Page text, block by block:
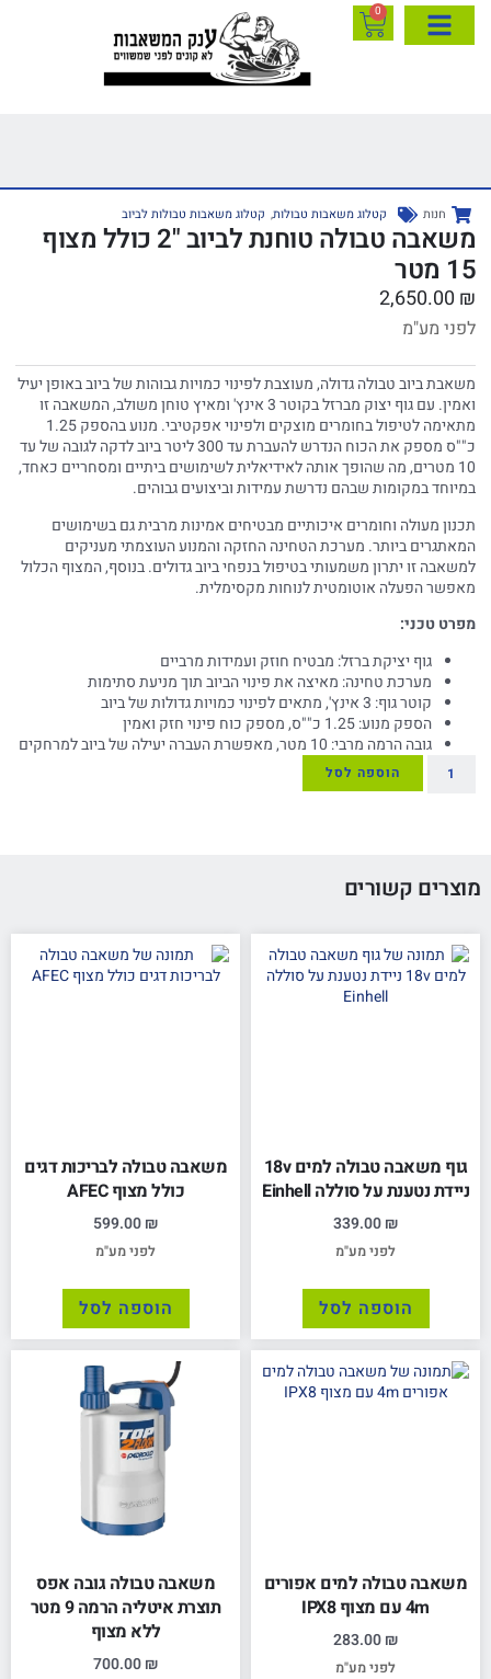
0
חנות קטלוג משאבות טבולות, קטלוג משאבות טבולות לביוב
משאבה טבולה טוחנת לביוב "2 כולל מצוף
15 מטר
2,650.00 ₪
לפני מע"מ
משאבת ביוב טבולה גדולה, מעוצבת לפינוי כמויות גבוהות של ביוב באופן יעיל
ואמין. עם גוף יצוק מברזל בקוטר 3 אינץ' ומאיץ טוחן משולב, המשאבה זו
מתאימה לטיפול בחומרים מוצקים ולפינוי אפקטיבי. מנוע בהספק 1.25
כ""ס מספק את הכוח הנדרש להעברת עד 300 ליטר ביוב לדקה לגובה של עד
10 מטרים, מה שהופך אותה לאידיאלית לשימושים ביתיים ומסחריים כאחד,
במיוחד במקומות שבהם נדרשת עמידות וביצועים גבוהים.
תכנון מעולה וחומרים איכותיים מבטיחים אמינות מרבית גם בשימושים
המאתגרים ביותר. מערכת הטחינה החזקה והמנוע העוצמתי מעניקים
למשאבה זו יתרון משמעותי בטיפול בנפחי ביוב גדולים. בנוסף, המצוף הכלול
מאפשר הפעלה אוטומטית לנוחות מקסימלית.
מפרט טכני:
גוף יציקת ברזל: מבטיח חוזק ועמידות מרביים
מערכת טחינה: מאיצה את פינוי הביוב תוך מניעת סתימות
קוטר גוף: 3 אינץ', מתאים לפינוי כמויות גדולות של ביוב
הספק מנוע: 1.25 כ""ס, מספק כוח פינוי חזק ואמין
גובה הרמה מרבי: 10 מטר, מאפשרת העברה יעילה של ביוב למרחקים
הוספה לסל
מוצרים קשורים
גוף משאבה טבולה למים 18v
ניידת נטענת על סוללה Einhell
339.00₪
לפני מע"מ
הוספה לסל
משאבה טבולה לבריכות דגים
כולל מצוף AFEC
599.00₪
לפני מע"מ
הוספה לסל
משאבה טבולה למים אפורים
4m עם מצוף IPX8
283.00₪
לפני מע"מ
משאבה טבולה גובה אפס
תוצרת איטליה הרמה 9 מטר
ללא מצוף
700.00₪